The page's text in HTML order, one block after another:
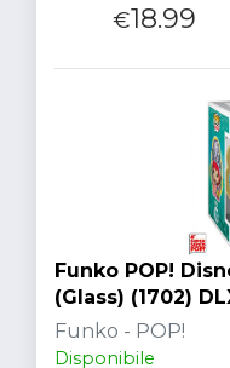
€18.99
Funko POP!
(Glass) (1702)
Funko - POP!
Disponibile